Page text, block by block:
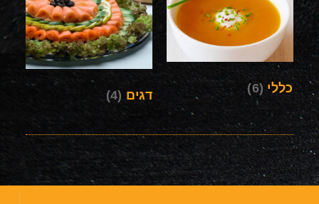
כללי(6) דגים (4)